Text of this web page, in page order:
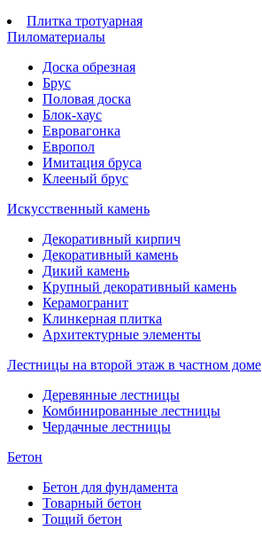
Плитка тротуарная
Пиломатериалы
Доска обрезная
Брус
Половая доска
Блок-хаус
Евровагонка
Европол
Имитация бруса
Клееный брус
Искусственный камень
Декоративный кирпич
Декоративный камень
Дикий камень
Крупный декоративный камень
Керамогранит
Клинкерная плитка
Архитектурные элементы
Лестницы на второй этаж в частном доме
Деревянные лестницы
Комбинированные лестницы
Чердачные лестницы
Бетон
Бетон для фундамента
Товарный бетон
Тощий бетон